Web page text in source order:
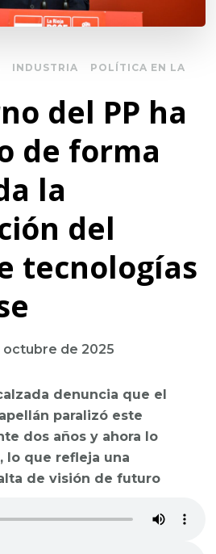
INDUSTRIA
POLÍTICA EN LA
del PP ha
de forma
la
del
tecnologías
octubre de 2025
denuncia que el
paralizó este
dos años y ahora lo
lo que refleja una
de visión de futuro